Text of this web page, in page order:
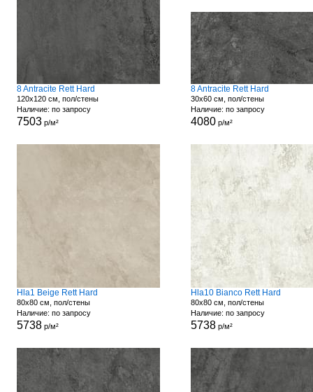
8 Antracite Rett Hard
120x120 см, пол/стены
Наличие: по запросу
7503р/м²
8 Antracite Rett Hard
30x60 см, пол/стены
Наличие: по запросу
4080р/м²
Hla1 Beige Rett Hard
80x80 см, пол/стены
Наличие: по запросу
5738р/м²
Hla10 Bianco Rett Hard
80x80 см, пол/стены
Наличие: по запросу
5738р/м²